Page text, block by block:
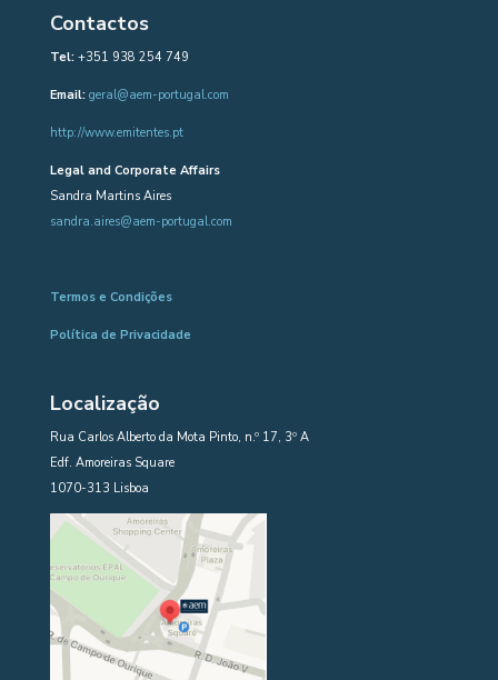
Contactos
Tel:+351 938 254 749
Email: geral@aem-portugal.com
http://www.emitentes.pt
Legal and Corporate Affairs
Sandra Martins Aires
sandra.aires@aem-portugal.com
Termos e Condições
Política de Privacidade
Localização
Rua Carlos Alberto da Mota Pinto, n.º 17, 3º A
Edf. Amoreiras Square
1070-313 Lisboa